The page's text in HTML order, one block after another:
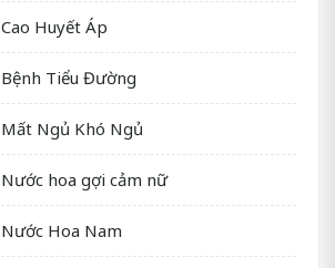
Cao Huyết Áp
Bệnh Tiểu Đường
Mất Ngủ Khó Ngủ
Nước hoa gợi cảm nữ
Nước Hoa Nam